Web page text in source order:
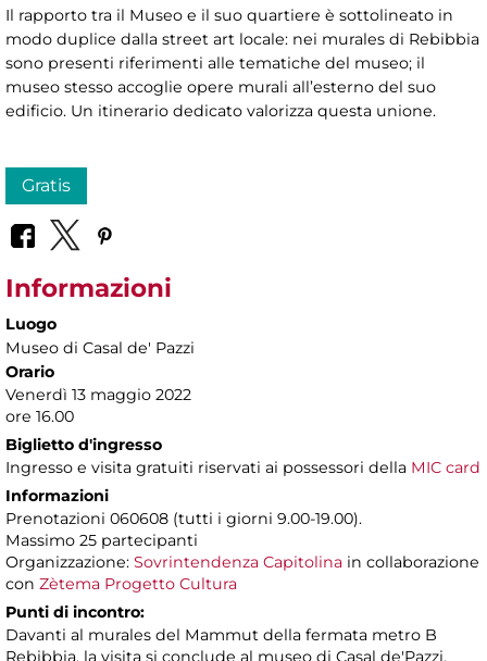
Il rapporto tra il Museo e il suo quartiere è sottolineato in
modo duplice dalla street art locale: nei murales di Rebibbia
sono presenti riferimenti alle tematiche del museo; il
museo stesso accoglie opere murali all’esterno del suo
edificio. Un itinerario dedicato valorizza questa unione.
Gratis
Informazioni
Luogo
Museo di Casal de' Pazzi
Orario
Venerdì 13 maggio 2022
ore 16.00
Biglietto d'ingresso
Ingresso e visita gratuiti riservati ai possessori della MIC card
Informazioni
Prenotazioni 060608 (tutti i giorni 9.00-19.00).
Massimo 25 partecipanti
Organizzazione: Sovrintendenza Capitolina in collaborazione
con Zètema Progetto Cultura
Punti di incontro:
Davanti al murales del Mammut della fermata metro B
Rebibbia, la visita si conclude al museo di Casal de'Pazzi.